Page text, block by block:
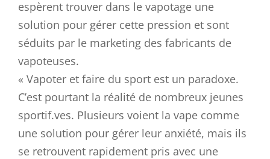
espèrent trouver dans le vapotage une
solution pour gérer cette pression et sont
séduits par le marketing des fabricants de
vapoteuses.
« Vapoter et faire du sport est un paradoxe.
C’est pourtant la réalité de nombreux jeunes
sportif.ves. Plusieurs voient la vape comme
une solution pour gérer leur anxiété, mais ils
se retrouvent rapidement pris avec une